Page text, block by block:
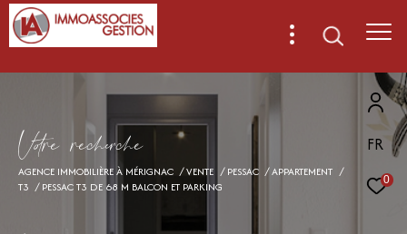
FR
0
Vore recece
AGENCE IMMOBILIÈRE À MÉRIGNAC VENTE PESSAC
APPARTEMENT
T3
PESSAC T3 DE 68 M BALCON ET PARKING